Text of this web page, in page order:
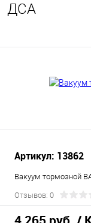
ДСА
Артикул: 13862
Вакуум тормозной
Отзывов: 0